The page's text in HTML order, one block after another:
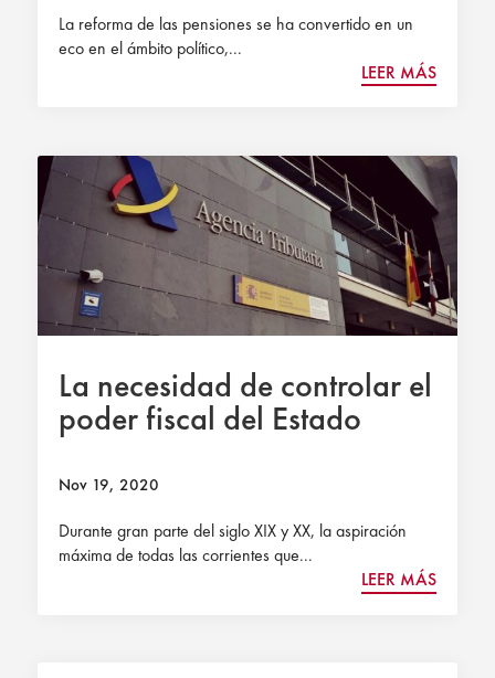
La reforma de las pensiones se ha convertido en un
eco en el ámbito político,...
LEER MÁS
La necesidad de controlar el
poder fiscal del Estado
Nov 19, 2020
Durante gran parte del siglo XIX y XX, la aspiración
máxima de todas las corrientes que...
LEER MÁS